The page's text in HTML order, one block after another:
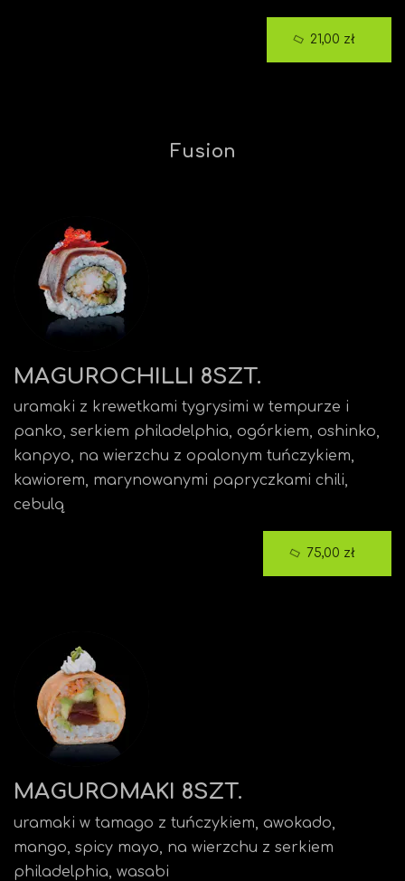
Fusion
MAGUROCHILLI 8SZT.
uramaki z krewetkami tygrysimi w tempurze i
panko, serkiem philadelphia, ogórkiem, oshinko,
kanpyo, na wierzchu z opalonym tuńczykiem,
kawiorem, marynowanymi papryczkami chili,
cebulą
MAGUROMAKI 8SZT.
uramaki w tamago z tuńczykiem, awokado,
mango, spicy mayo, na wierzchu z serkiem
philadelphia, wasabi